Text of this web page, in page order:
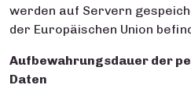
werden auf Servern
der Europäischen Union
Aufbewahrungsdauer der
Daten